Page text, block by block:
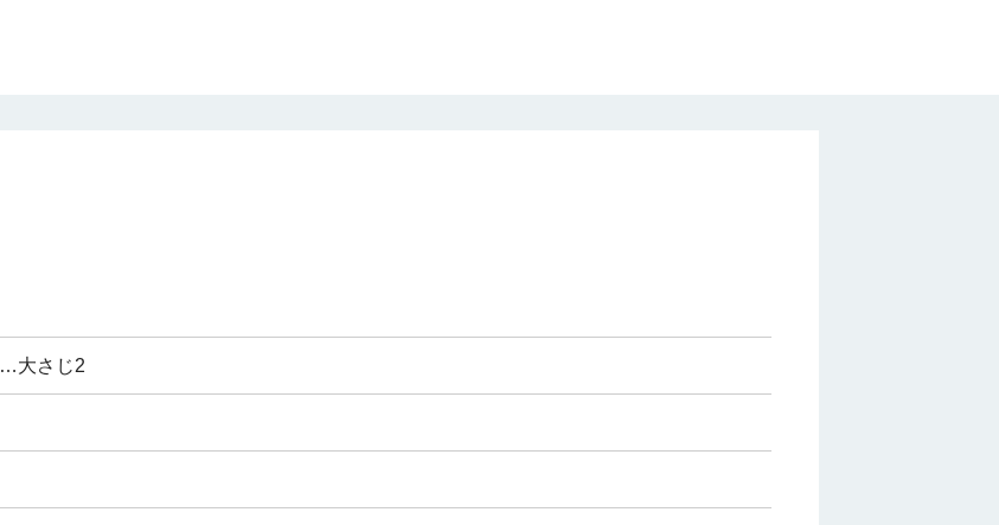
…大さじ2